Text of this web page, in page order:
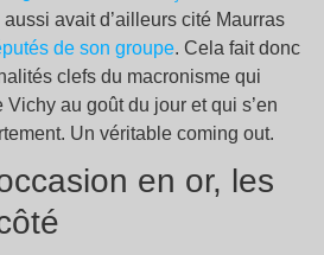
avait d’ailleurs cité Maurras
de son groupe. Cela fait donc
clefs du macronisme qui
au goût du jour et qui s’en
Un véritable coming out.
en or, les